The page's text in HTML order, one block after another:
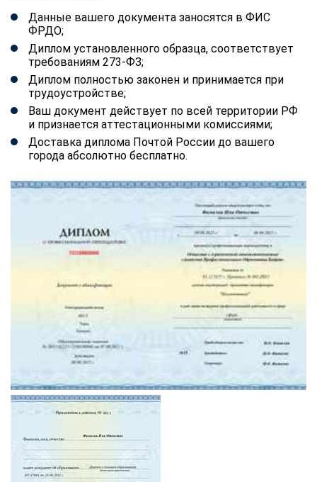
Данные вашего документа заносятся в ФИС
ФРДО;
Диплом установленного образца, соответствует
требованиям 273-ФЗ;
Диплом полностью законен и принимается при
трудоустройстве;
Ваш документ действует по всей территории РФ
и признается аттестационными комиссиями;
Доставка диплома Почтой России до вашего
города абсолютно бесплатно.